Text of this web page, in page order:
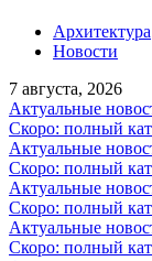
Архитектура
Новости
7 августа, 2026
Актуальные
Скоро: полный
Актуальные
Скоро: полный
Актуальные
Скоро: полный
Актуальные
Скоро: полный